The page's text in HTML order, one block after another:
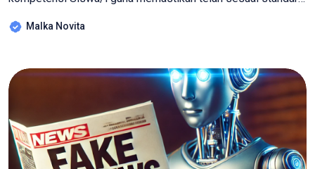
diujikan adalah perencanaan konsep desain yang dikemas
menunya. Melalui tugas ini akan mengukur beberapa aspek
utama desain grafis […]
Malka Novita